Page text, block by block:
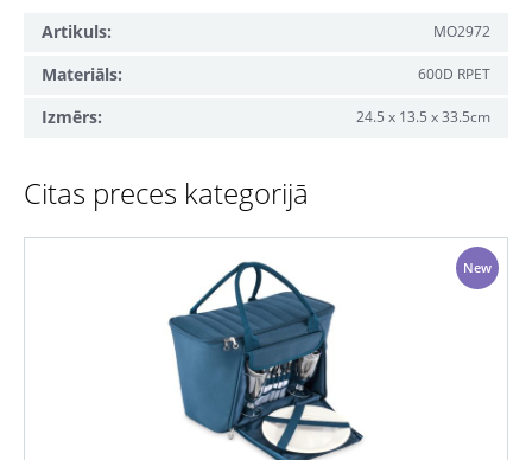
Artikuls: MO2972
Materiāls: 600D RPET
Izmērs: 24.5 x 13.5 x 33.5cm
Citas preces kategorijā
New